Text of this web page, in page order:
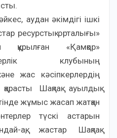
аудан әкімдігі ішкі
ресурстық орталығы»
құрылған «Қамқор»
клубының
жас кәсіпкерлердің
Шақпақ ауылдық
жұмыс жасап жатқан
түскі астарын
ақ, жастар Шақпақ